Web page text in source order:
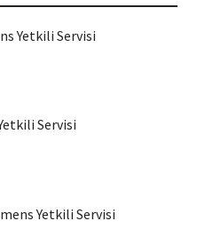
Yetkili Servisi
Servisi
Yetkili Servisi